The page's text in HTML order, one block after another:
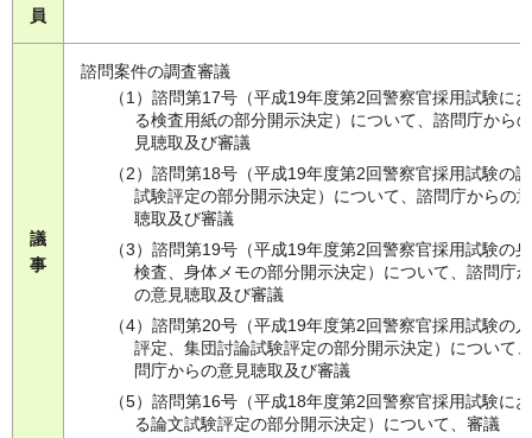
員
議
事
諮問案件の調査審議
（1）諮問第17号（平成19年度第2回警察官採用試験に
る検査用紙の部分開示決定）について、諮問庁から
見聴取及び審議
（2）諮問第18号（平成19年度第2回警察官採用試験の
試験評定の部分開示決定）について、諮問庁からの
聴取及び審議
（3）諮問第19号（平成19年度第2回警察官採用試験の
検査、身体メモの部分開示決定）について、諮問庁
の意見聴取及び審議
（4）諮問第20号（平成19年度第2回警察官採用試験の
評定、集団討論試験評定の部分開示決定）について
問庁からの意見聴取及び審議
（5）諮問第16号（平成18年度第2回警察官採用試験に
る論文試験評定の部分開示決定）について、審議